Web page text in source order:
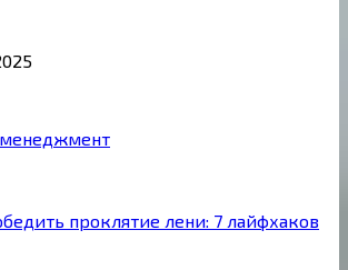
проклятие лени: 7 лайфхаков